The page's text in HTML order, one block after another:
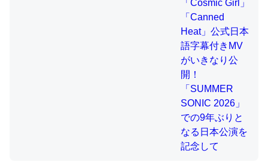
ウチもEchoを実家に置いて４年。でたまに覗いてる。ぼ
ちぼちRingも置こうかと画策中。あと、Googleマップで
位置情報を共有してる。電池残量や充電中かが分かるので
─たまにLINEするくらいだった遠方の父67歳と僕。ITツール導入で
コミュニケーションが劇的に変化した｜tayorini by LIFULL介護